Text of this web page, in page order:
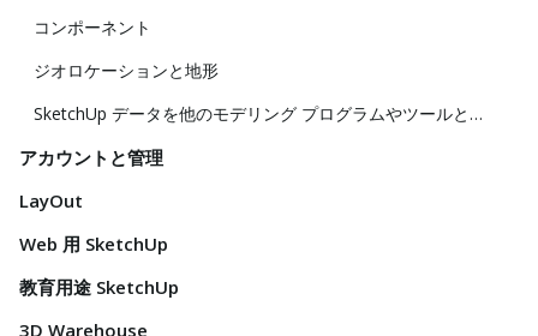
コンポーネント
ジオロケーションと地形
SketchUp データを他のモデリング プログラムやツールと共に使用する
アカウントと管理
LayOut
Web 用 SketchUp
教育用途 SketchUp
3D Warehouse